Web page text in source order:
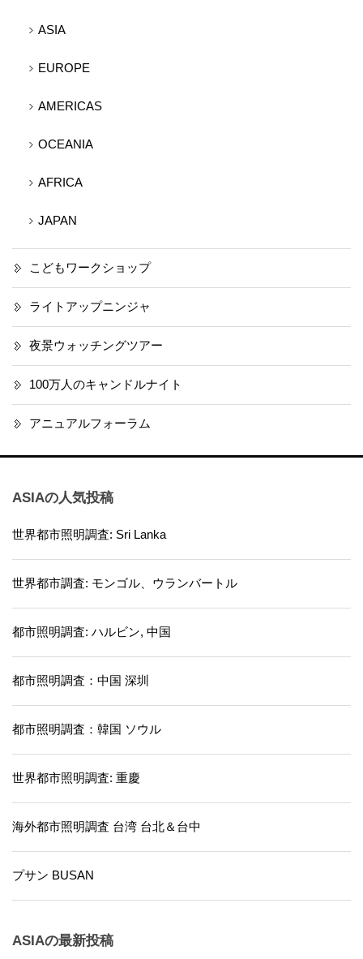
ASIA
EUROPE
AMERICAS
OCEANIA
AFRICA
JAPAN
こどもワークショップ
ライトアップニンジャ
夜景ウォッチングツアー
100万人のキャンドルナイト
アニュアルフォーラム
ASIAの人気投稿
世界都市照明調査: Sri Lanka
世界都市調査: モンゴル、ウランバートル
都市照明調査: ハルビン, 中国
都市照明調査：中国 深圳
都市照明調査：韓国 ソウル
世界都市照明調査: 重慶
海外都市照明調査 台湾 台北＆台中
プサン BUSAN
ASIAの最新投稿